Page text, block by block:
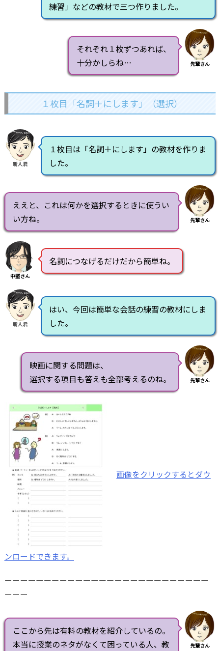
練習」などの教材で三つ作りました。
それぞれ１枚ずつあれば、
十分かしらね…
先輩さん
１枚目「名詞＋にします」（選択）
新人君
１枚目は「名詞＋にします」の教材を作りま
した。
ええと、これは何かを選択するときに使うい
い方ね。
先輩さん
中堅さん
名詞につなげるだけだから簡単ね。
新人君
はい、今回は簡単な会話の練習の教材にしま
した。
映画に関する問題は、
選択する項目も答えも全部考えるのね。
先輩さん
画像をクリックするとダウ
ンロードできます。
ーーーーーーーーーーーーーーーーーーーーーーーーーー
ーーー
ここから先は有料の教材を紹介しているの。
本当に授業のネタがなくて困っている人、教
先輩さん